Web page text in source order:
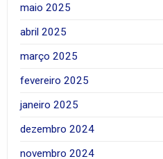
maio 2025
abril 2025
março 2025
fevereiro 2025
janeiro 2025
dezembro 2024
novembro 2024